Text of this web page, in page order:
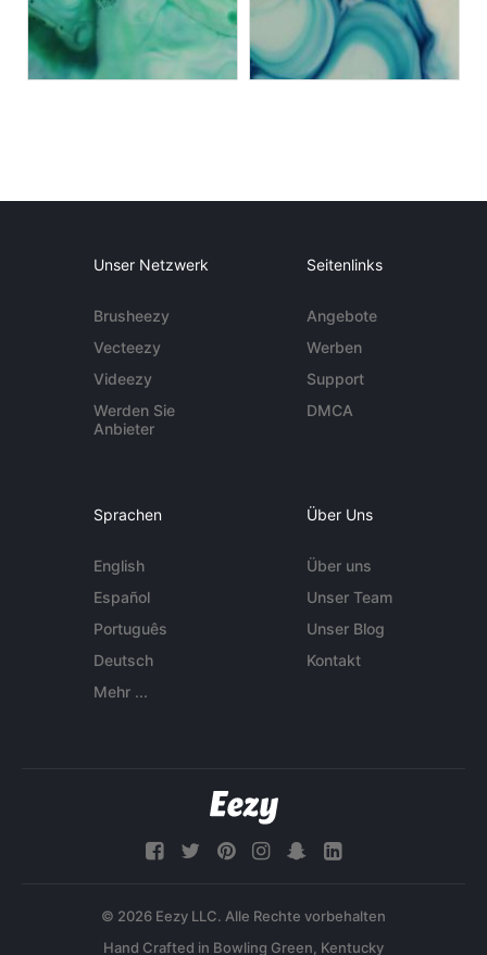
Unser Netzwerk
Brusheezy
Vecteezy
Videezy
Werden Sie
Anbieter
Seitenlinks
Angebote
Werben
Support
DMCA
Sprachen
English
Español
Português
Deutsch
Mehr ...
Über Uns
Über uns
Unser Team
Unser Blog
Kontakt
© 2026 Eezy LLC. Alle Rechte vorbehalten